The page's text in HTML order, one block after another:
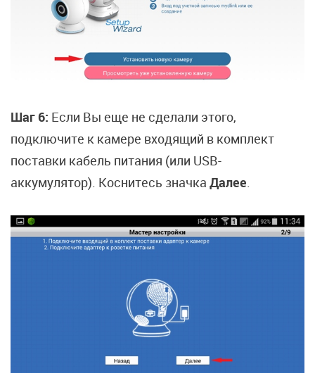
Шаг 6: Если Вы еще не сделали этого,
подключите к камере входящий в комплект
поставки кабель питания (или USB-
аккумулятор). Коснитесь значка Далее.